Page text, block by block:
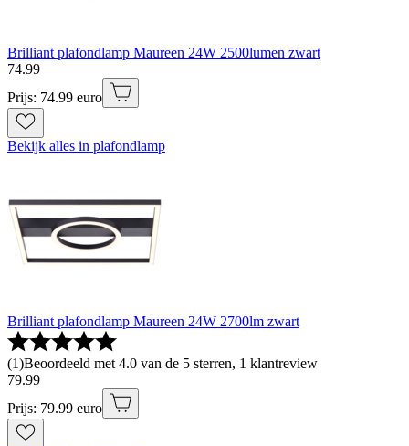
Brilliant plafondlamp Maureen 24W 2500lumen zwart
74.99
Prijs: 74.99 euro
Bekijk alles in plafondlamp
Brilliant plafondlamp Maureen 24W 2700lm zwart
(1)Beoordeeld met 4.0 van de 5 sterren, 1 klantreview
79.99
Prijs: 79.99 euro